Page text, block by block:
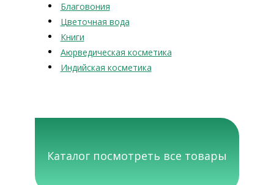
Благовония
Цветочная вода
Книги
Аюрведическая косметика
Индийская косметика
Каталог посмотреть все товары